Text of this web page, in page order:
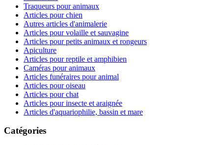
Traqueurs pour animaux
Articles pour chien
Autres articles d'animalerie
Articles pour volaille et sauvagine
Articles pour petits animaux et rongeurs
Apiculture
Articles pour reptile et amphibien
Caméras pour animaux
Articles funéraires pour animal
Articles pour oiseau
Articles pour chat
Articles pour insecte et araignée
Articles d'aquariophilie, bassin et mare
Catégories